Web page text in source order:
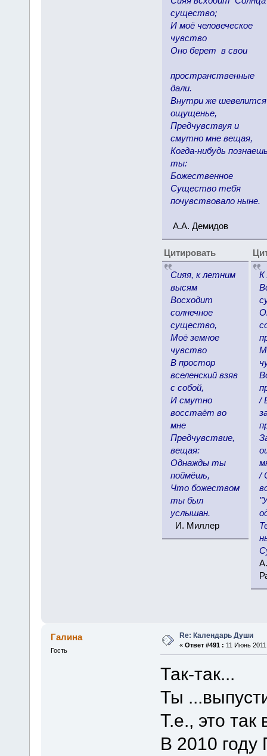
существо;
И моё человеческое
чувство
Оно берет в свои
пространственные
дали.
Внутри же шевелится
ощущенье,
Предчувствуя и
смутно мне вещая,
Когда-нибудь
ты:
Божественное
Существо тебя
почувствовало ныне.
А.А. Демидов
Цитировать
Сияя, к летним
высям
Восходит
солнечное
существо,
Моё земное
чувство
В простор
вселенский взяв
с собой,
И смутно
восстаёт во
мне
Предчувствие,
вещая:
Однажды ты
поймёшь,
Что божеством
ты был
услышан.
И. Миллер
К
/
/
Галина
Гость
Re: Календарь Души
« Ответ #491 : 11 Июнь
Так-так...
Ты
Т.е., это так
В 2010